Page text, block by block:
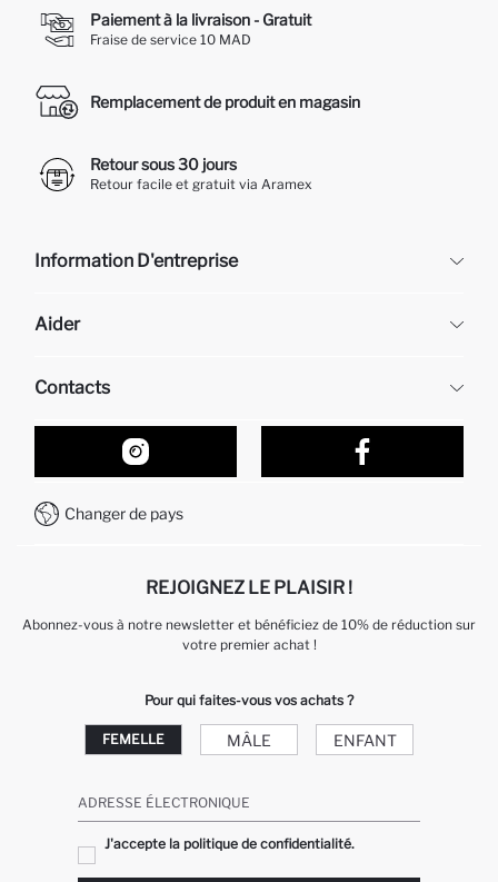
Paiement à la livraison - Gratuit
Fraise de service 10 MAD
Remplacement de produit en magasin
Retour sous 30 jours
Retour facile et gratuit via Aramex
Information D'entreprise
À propos de nous
Aider
Retour et changement
Suivi de la Commande
Comment acheter sur DeFacto ?
Comment payer sur DeFacto?
Contacts
Nos Magasins
Formulaire de contact
Service Client +212 525 076 633
Changer de pays
REJOIGNEZ LE PLAISIR !
Abonnez-vous à notre newsletter et bénéficiez de 10% de réduction sur
votre premier achat !
Pour qui faites-vous vos achats ?
FEMELLE MÂLE ENFANT
ADRESSE ÉLECTRONIQUE
J'accepte la politique de confidentialité.